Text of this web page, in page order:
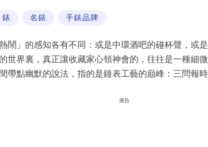
錶 名錶 手錶品牌
鬧」的感知各有不同：或是中環酒吧的碰杯聲，或
世界裏，真正讓收藏家心領神會的，往往是一種細
帶點幽默的說法，指的是鐘表工藝的巔峰：三問報時
廣告